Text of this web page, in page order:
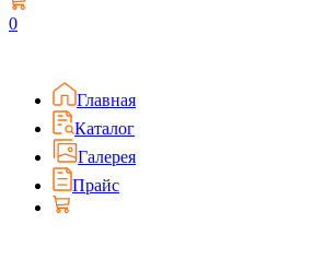
0
Главная
Каталог
Галерея
Прайс